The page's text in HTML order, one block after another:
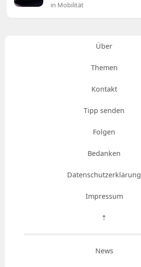
in Mobilität
Über
Themen
Kontakt
Tipp senden
Folgen
Bedanken
Datenschutzerklärung
Impressum
⇡
News